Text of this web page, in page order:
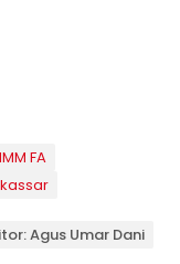
FA
Agus Umar Dani